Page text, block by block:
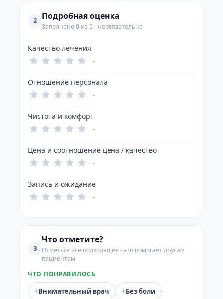
2 Подробная оценка
Заполнено 0 из 5 - необязательно
Качество лечения
-
Отношение персонала
-
Чистота и комфорт
-
Цена и соотношение цена / качество
-
Запись и ожидание
-
3
Что отметите?
Отметьте всё подходящее - это помогает другим
пациентам
ЧТО ПОНРАВИЛОСЬ
+Внимательный врач +Без боли